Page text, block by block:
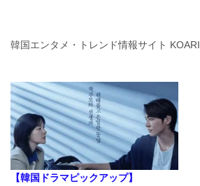
韓国エンタメ・トレンド情報サイト KOARI
【韓国ドラマピックアップ】